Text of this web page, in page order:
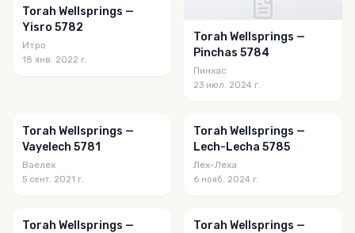
Torah Wellsprings —
Yisro 5782
Итро
18 янв. 2022 г.
Torah Wellsprings —
Pinchas 5784
Пинхас
23 июл. 2024 г.
Torah Wellsprings —
Vayelech 5781
Ваелех
5 сент. 2021 г.
Torah Wellsprings —
Lech-Lecha 5785
Лех-Леха
6 нояб. 2024 г.
Torah Wellsprings —
Torah Wellsprings —